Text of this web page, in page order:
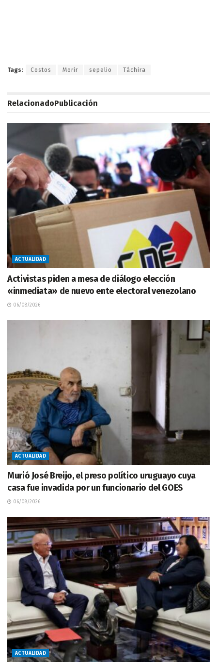
Tags: Costos Morir sepelio Táchira
RelacionadoPublicación
ACTUALIDAD
Activistas piden a mesa de diálogo elección
«inmediata» de nuevo ente electoral venezolano
06/08/2026
ACTUALIDAD
Murió José Breijo, el preso político uruguayo cuya
casa fue invadida por un funcionario del GOES
06/08/2026
ACTUALIDAD